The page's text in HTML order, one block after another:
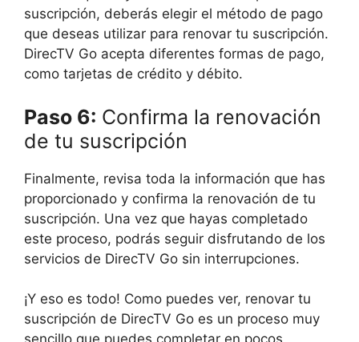
suscripción, deberás elegir el método de pago
que deseas utilizar para renovar tu suscripción.
DirecTV Go acepta diferentes formas de pago,
como tarjetas de crédito y débito.
Paso 6: Confirma la renovación
de tu suscripción
Finalmente, revisa toda la información que has
proporcionado y confirma la renovación de tu
suscripción. Una vez que hayas completado
este proceso, podrás seguir disfrutando de los
servicios de DirecTV Go sin interrupciones.
¡Y eso es todo! Como puedes ver, renovar tu
suscripción de DirecTV Go es un proceso muy